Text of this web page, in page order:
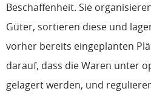
Beschaffenheit. Sie
Güter, sortieren diese und
vorher bereits eingeplanten
darauf, dass die Waren unter
gelagert werden, und